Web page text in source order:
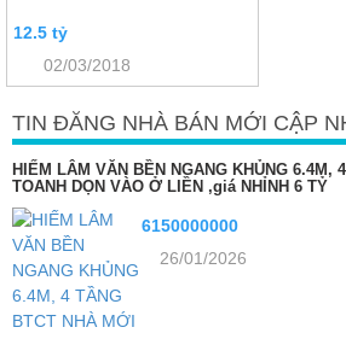
12.5 tỷ
02/03/2018
TIN ĐĂNG NHÀ BÁN MỚI CẬP
HIẾM LÂM VĂN BỀN NGANG KHỦNG 6.4M,
TOANH DỌN VÀO Ở LIỀN ,giá NHỈNH 6 TỶ
6150000000
26/01/2026